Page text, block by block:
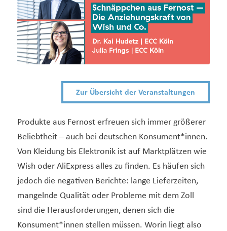
Zur Übersicht der Veranstaltungen
Produkte aus Fernost erfreuen sich immer größerer
Beliebtheit – auch bei deutschen Konsument*innen.
Von Kleidung bis Elektronik ist auf Marktplätzen wie
Wish oder AliExpress alles zu finden. Es häufen sich
jedoch die negativen Berichte: lange Lieferzeiten,
mangelnde Qualität oder Probleme mit dem Zoll
sind die Herausforderungen, denen sich die
Konsument*innen stellen müssen. Worin liegt also